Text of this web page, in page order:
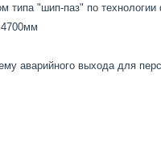
типа "шип-паз" по
аварийного выхода для